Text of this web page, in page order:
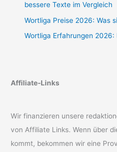
bessere Texte im Vergleich
Wortliga Preise 2026: Was
Wortliga Erfahrungen
Affiliate-Links
Wir finanzieren unsere
von Affiliate Links. Wenn über
kommt, bekommen wir eine